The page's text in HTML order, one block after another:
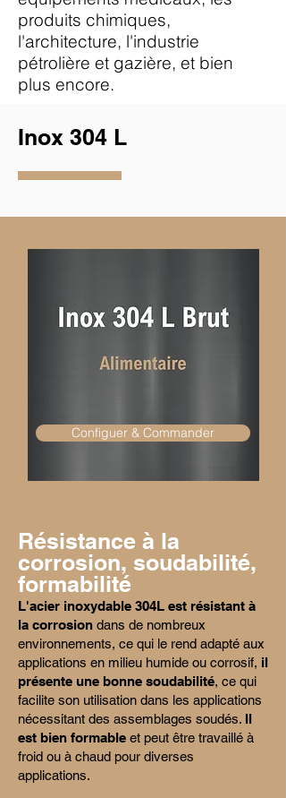
produits chimiques,
l'architecture, l'industrie
pétrolière et gazière, et bien
plus encore.
Inox 304 L
Configuer & Commander
Résistance à la
corrosion, soudabilité,
formabilité
L'acier inoxydable 304L est résistant à
la corrosion dans de nombreux
environnements, ce qui le rend adapté aux
applications en milieu humide ou corrosif, il
présente une bonne soudabilité, ce qui
facilite son utilisation dans les applications
nécessitant des assemblages soudés. Il
est bien formable et peut être travaillé à
froid ou à chaud pour diverses
applications.